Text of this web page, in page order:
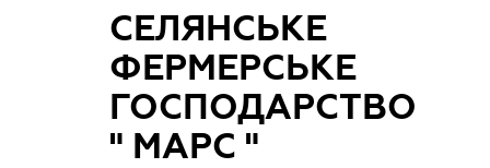
СЕЛЯНСЬКЕ
ФЕРМЕРСЬКЕ
ГОСПОДАРСТВО
" МАРС "